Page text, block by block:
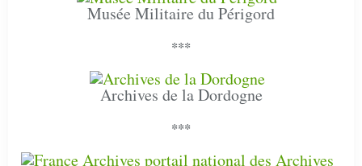
Musée Militaire du Périgord
***
Archives de la Dordogne
***